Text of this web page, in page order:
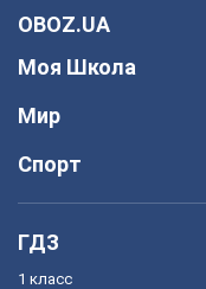
OBOZ.UA
Моя Школа
Мир
Спорт
ГДЗ
1 класс